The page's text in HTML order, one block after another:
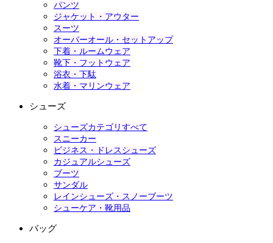
パンツ
ジャケット・アウター
スーツ
オーバーオール・セットアップ
下着・ルームウェア
靴下・フットウェア
浴衣・下駄
水着・マリンウェア
シューズ
シューズカテゴリすべて
スニーカー
ビジネス・ドレスシューズ
カジュアルシューズ
ブーツ
サンダル
レインシューズ・スノーブーツ
シューケア・靴用品
バッグ